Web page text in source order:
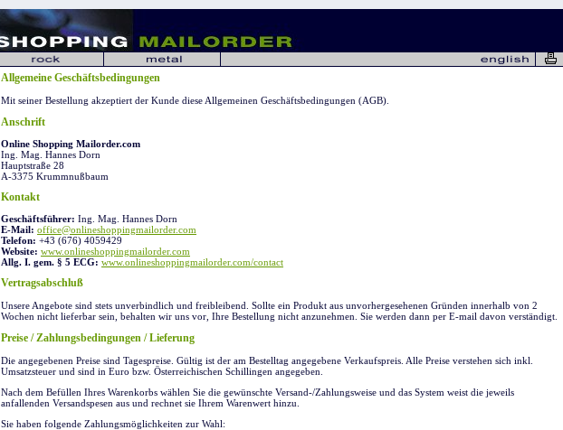
Allgemeine Geschäftsbedingungen
Mit seiner Bestellung akzeptiert der Kunde diese Allgemeinen Geschäftsbedingungen (AGB).
Anschrift
Online Shopping Mailorder.com
Ing. Mag. Hannes Dorn
Hauptstraße 28
A-3375 Krummnußbaum
Kontakt
Geschäftsführer: Ing. Mag. Hannes Dorn
E-Mail: office@onlineshoppingmailorder.com
Telefon: +43 (676) 4059429
Website: www.onlineshoppingmailorder.com
Allg. I. gem. § 5 ECG: www.onlineshoppingmailorder.com/contact
Vertragsabschluß
Unsere Angebote sind stets unverbindlich und freibleibend. Sollte ein Produkt aus unvorhergesehenen Gründen innerhalb von 2
Wochen nicht lieferbar sein, behalten wir uns vor, Ihre Bestellung nicht anzunehmen. Sie werden dann per E-mail davon verständigt.
Preise / Zahlungsbedingungen / Lieferung
Die angegebenen Preise sind Tagespreise. Gültig ist der am Bestelltag angegebene Verkaufspreis. Alle Preise verstehen sich inkl.
Umsatzsteuer und sind in Euro bzw. Österreichischen Schillingen angegeben.
Nach dem Befüllen Ihres Warenkorbs wählen Sie die gewünschte Versand-/Zahlungsweise und das System weist die jeweils
anfallenden Versandspesen aus und rechnet sie Ihrem Warenwert hinzu.
Sie haben folgende Zahlungsmöglichkeiten zur Wahl: